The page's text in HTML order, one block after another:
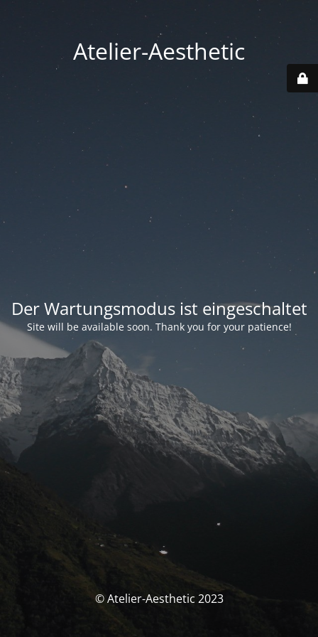
Atelier-Aesthetic
Der Wartungsmodus ist eingeschaltet
Site will be available soon. Thank you for your patience!
© Atelier-Aesthetic 2023